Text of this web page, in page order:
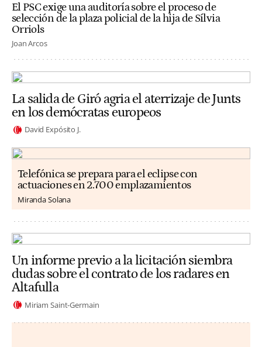
El PSC exige una auditoría sobre el proceso de
selección de la plaza policial de la hija de Sílvia
Orriols
Joan Arcos
La salida de Giró agria el aterrizaje de Junts
en los demócratas europeos
David Expósito J.
Telefónica se prepara para el eclipse con
actuaciones en 2.700 emplazamientos
Miranda Solana
Un informe previo a la licitación siembra
dudas sobre el contrato de los radares en
Altafulla
Miriam Saint-Germain